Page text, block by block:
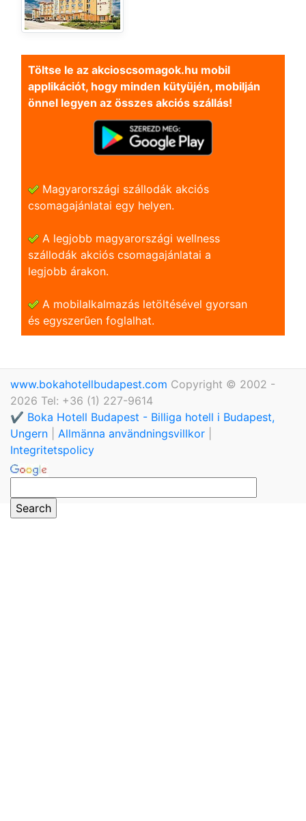
Töltse le az akcioscsomagok.hu mobil
applikációt, hogy minden kütyüjén, mobilján
önnel legyen az összes akciós szállás!
Magyarországi szállodák akciós
csomagajánlatai egy helyen.
A legjobb magyarországi wellness
szállodák akciós csomagajánlatai a
legjobb árakon.
A mobilalkalmazás letöltésével gyorsan
és egyszerũen foglalhat.
www.bokahotellbudapest.com Copyright © 2002 -
2026 Tel: +36 (1) 227-9614
✔️ Boka Hotell Budapest - Billiga hotell i Budapest,
Ungern
Allmänna användningsvillkor
Integritetspolicy